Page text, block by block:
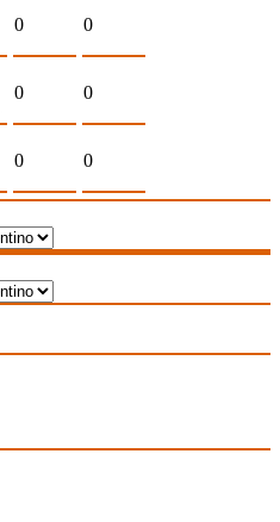
0 0
0 0
0 0